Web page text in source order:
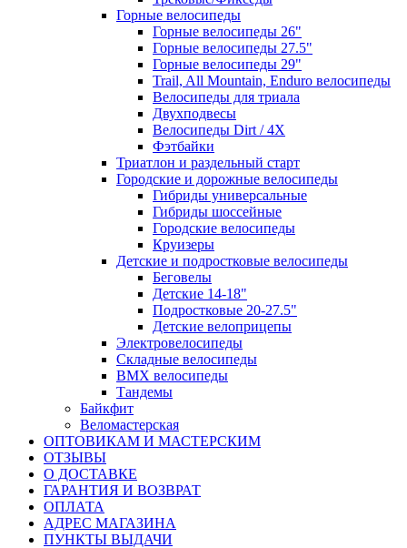
Горные велосипеды
Горные велосипеды 26"
Горные велосипеды 27.5"
Горные велосипеды 29"
Trail, All Mountain, Enduro велосипеды
Велосипеды для триала
Двухподвесы
Велосипеды Dirt / 4X
Фэтбайки
Триатлон и раздельный старт
Городские и дорожные велосипеды
Гибриды универсальные
Гибриды шоссейные
Городские велосипеды
Круизеры
Детские и подростковые велосипеды
Беговелы
Детские 14-18"
Подростковые 20-27.5"
Детские велоприцепы
Электровелосипеды
Складные велосипеды
BMX велосипеды
Тандемы
Байкфит
Веломастерская
ОПТОВИКАМ И МАСТЕРСКИМ
ОТЗЫВЫ
О ДОСТАВКЕ
ГАРАНТИЯ И ВОЗВРАТ
ОПЛАТА
АДРЕС МАГАЗИНА
ПУНКТЫ ВЫДАЧИ